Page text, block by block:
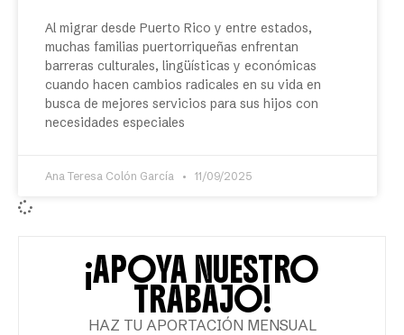
Al migrar desde Puerto Rico y entre estados,
muchas familias puertorriqueñas enfrentan
barreras culturales, lingüísticas y económicas
cuando hacen cambios radicales en su vida en
busca de mejores servicios para sus hijos con
necesidades especiales
Ana Teresa Colón García 11/09/2025
¡APOYA NUESTRO
TRABAJO!
HAZ TU APORTACIÓN MENSUAL